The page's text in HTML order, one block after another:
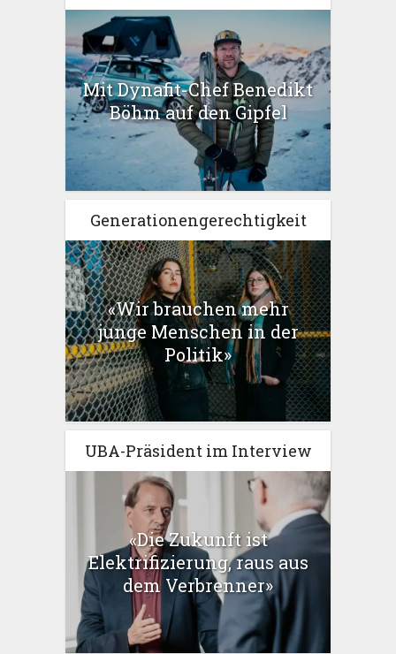
Mit Dynafit-Chef Benedikt
Böhm auf den Gipfel
Generationengerechtigkeit
«Wir brauchen mehr
junge Menschen in der
Politik»
UBA-Präsident im Interview
«Die Zukunft ist
Elektrifizierung, raus aus
dem Verbrenner»